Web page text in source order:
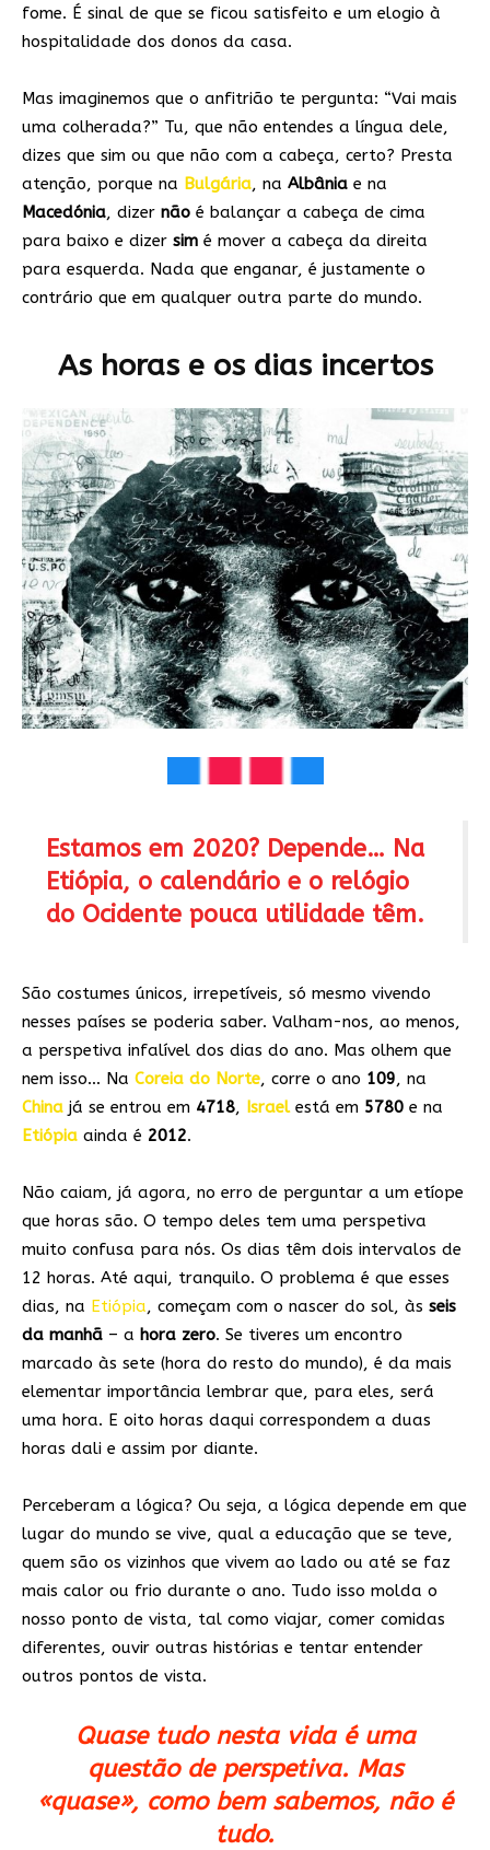
fome. É sinal de que se ficou satisfeito e um elogio à
hospitalidade dos donos da casa.
Mas imaginemos que o anfitrião te pergunta: “Vai mais
uma colherada?” Tu, que não entendes a língua dele,
dizes que sim ou que não com a cabeça, certo? Presta
atenção, porque na Bulgária, na Albânia e na
Macedónia, dizer não é balançar a cabeça de cima
para baixo e dizer sim é mover a cabeça da direita
para esquerda. Nada que enganar, é justamente o
contrário que em qualquer outra parte do mundo.
As horas e os dias incertos
Estamos em 2020? Depende… Na
Etiópia, o calendário e o relógio
do Ocidente pouca utilidade têm.
São costumes únicos, irrepetíveis, só mesmo vivendo
nesses países se poderia saber. Valham-nos, ao menos,
a perspetiva infalível dos dias do ano. Mas olhem que
nem isso… Na Coreia do Norte, corre o ano 109, na
China já se entrou em 4718, Israel está em 5780 e na
Etiópia ainda é 2012.
Não caiam, já agora, no erro de perguntar a um etíope
que horas são. O tempo deles tem uma perspetiva
muito confusa para nós. Os dias têm dois intervalos de
12 horas. Até aqui, tranquilo. O problema é que esses
dias, na Etiópia, começam com o nascer do sol, às seis
da manhã – a hora zero. Se tiveres um encontro
marcado às sete (hora do resto do mundo), é da mais
elementar importância lembrar que, para eles, será
uma hora. E oito horas daqui correspondem a duas
horas dali e assim por diante.
Perceberam a lógica? Ou seja, a lógica depende em que
lugar do mundo se vive, qual a educação que se teve,
quem são os vizinhos que vivem ao lado ou até se faz
mais calor ou frio durante o ano. Tudo isso molda o
nosso ponto de vista, tal como viajar, comer comidas
diferentes, ouvir outras histórias e tentar entender
outros pontos de vista.
Quase tudo nesta vida é uma
questão de perspetiva. Mas
«quase», como bem sabemos, não é
tudo.